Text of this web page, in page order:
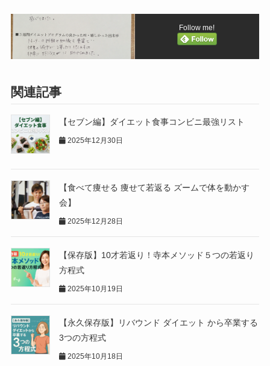
Follow me!
関連記事
【セブン編】ダイエット食事コンビニ最強リスト
2025年12月30日
【食べて痩せる 痩せて若返る ズームで体を動かす
会】
2025年12月28日
【保存版】10才若返り！寺本メソッド５つの若返り
方程式
2025年10月19日
【永久保存版】リバウンド ダイエット から卒業する
3つの方程式
2025年10月18日